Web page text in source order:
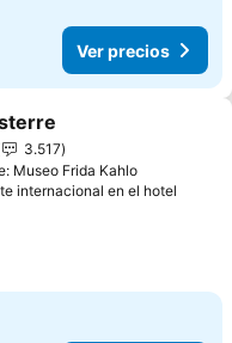
Ver precios
a favoritos
3.517
Museo Frida Kahlo
internacional en el hotel